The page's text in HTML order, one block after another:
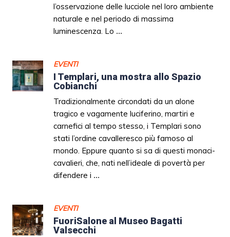
l’osservazione delle lucciole nel loro ambiente
naturale e nel periodo di massima
luminescenza. Lo ...
EVENTI
I Templari, una mostra allo Spazio
Cobianchi
Tradizionalmente circondati da un alone
tragico e vagamente luciferino, martiri e
carnefici al tempo stesso, i Templari sono
stati l’ordine cavalleresco più famoso al
mondo. Eppure quanto si sa di questi monaci-
cavalieri, che, nati nell’ideale di povertà per
difendere i ...
EVENTI
FuoriSalone al Museo Bagatti
Valsecchi